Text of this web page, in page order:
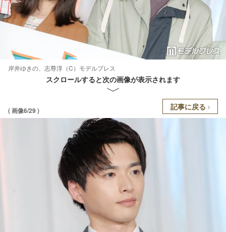
岸井ゆきの、志尊淳（C）モデルプレス
スクロールすると次の画像が表示されます
( 画像6/29 ) 記事に戻る